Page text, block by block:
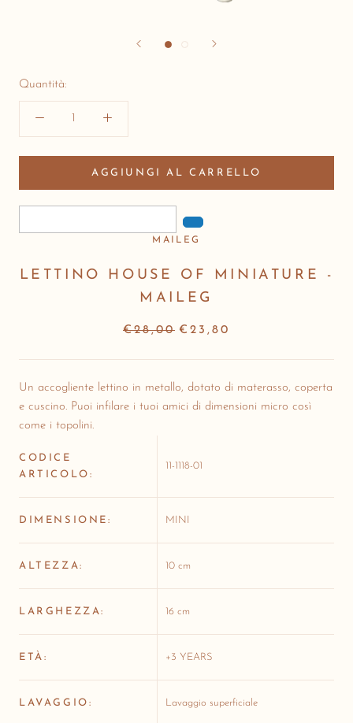
Quantità:
AGGIUNGI AL CARRELLO
MAILEG
LETTINO HOUSE OF MINIATURE -
MAILEG
€28,00 €23,80
Un accogliente lettino in metallo, dotato di materasso, coperta
e cuscino. Puoi infilare i tuoi amici di dimensioni micro così
come i topolini.
CODICE
ARTICOLO:
11-1118-01
DIMENSIONE: MINI
ALTEZZA: 10 cm
LARGHEZZA: 16 cm
ETÀ: +3 YEARS
LAVAGGIO: Lavaggio superficiale